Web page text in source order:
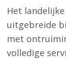
Het
uitgebreide
met
volledige